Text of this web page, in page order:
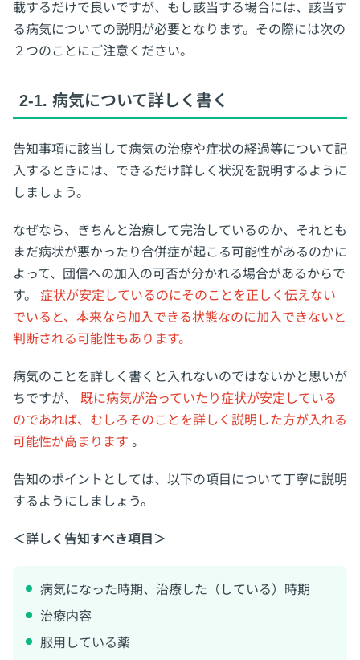
載するだけで良いですが、もし該当する場合には、該当す
る病気についての説明が必要となります。その際には次の
２つのことにご注意ください。
2-1. 病気について詳しく書く
告知事項に該当して病気の治療や症状の経過等について記
入するときには、できるだけ詳しく状況を説明するように
しましょう。
なぜなら、きちんと治療して完治しているのか、それとも
まだ病状が悪かったり合併症が起こる可能性があるのかに
よって、団信への加入の可否が分かれる場合があるからで
す。 症状が安定しているのにそのことを正しく伝えない
でいると、本来なら加入できる状態なのに加入できないと
判断される可能性もあります。
病気のことを詳しく書くと入れないのではないかと思いが
ちですが、 既に病気が治っていたり症状が安定している
のであれば、むしろそのことを詳しく説明した方が入れる
可能性が高まります 。
告知のポイントとしては、以下の項目について丁寧に説明
するようにしましょう。
＜詳しく告知すべき項目＞
病気になった時期、治療した（している）時期
治療内容
服用している薬